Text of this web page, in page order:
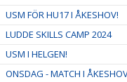
USM FÖR HU17 I ÅKESHOV!
LUDDE SKILLS CAMP 2024
USM I HELGEN!
ONSDAG - MATCH I